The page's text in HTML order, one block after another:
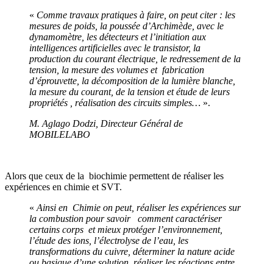
« Comme travaux pratiques à faire, on peut citer : les
mesures de poids, la poussée d’Archimède, avec le
dynamomètre, les détecteurs et l’initiation aux
intelligences artificielles avec le transistor, la
production du courant électrique, le redressement de la
tension, la mesure des volumes et fabrication
d’éprouvette, la décomposition de la lumière blanche,
la mesure du courant, de la tension et étude de leurs
propriétés , réalisation des circuits simples… ».
M. Aglago Dodzi, Directeur Général de
MOBILELABO
Alors que ceux de la biochimie permettent de réaliser les
expériences en chimie et SVT.
« Ainsi en Chimie on peut, réaliser les expériences sur
la combustion pour savoir comment caractériser
certains corps et mieux protéger l’environnement,
l’étude des ions, l’électrolyse de l’eau, les
transformations du cuivre, déterminer la nature acide